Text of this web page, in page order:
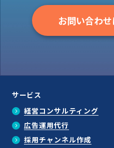
お問い合わ
サービス
経営コンサルティング
広告運用代行
採用チャンネル作成